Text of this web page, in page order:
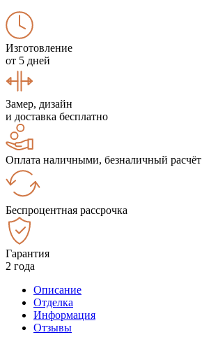
Изготовление
от 5 дней
Замер, дизайн
и доставка бесплатно
Оплата наличными, безналичный расчёт
Беспроцентная рассрочка
Гарантия
2 года
Описание
Отделка
Информация
Отзывы